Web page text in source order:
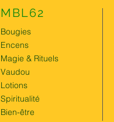
MBL62
Bougies
Encens
Magie & Rituels
Vaudou
Lotions
Spiritualité
Bien-être